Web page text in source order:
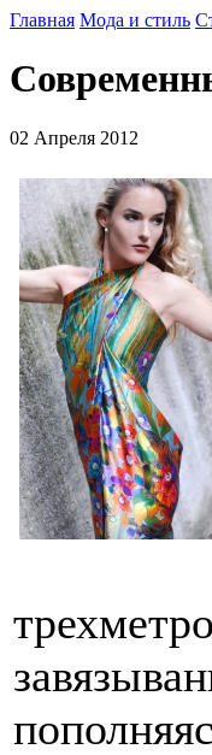
Главная Мода и стиль
02 Апреля 2012